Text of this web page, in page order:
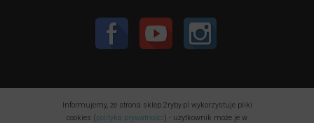
Informujemy, że strona sklep.2ryby.pl wykorzystuje pliki
cookies (polityka prywatności) - użytkownik może je w